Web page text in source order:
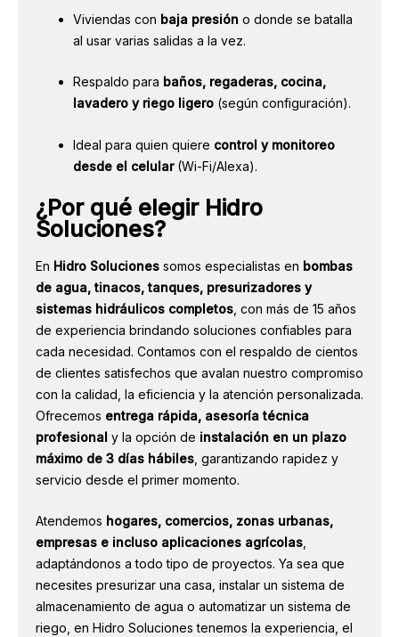
Viviendas con baja presión o donde se batalla
al usar varias salidas a la vez.
Respaldo para baños, regaderas, cocina,
lavadero y riego ligero (según configuración).
Ideal para quien quiere control y monitoreo
desde el celular(Wi-Fi/Alexa).
¿Por qué elegir Hidro
Soluciones?
En Hidro Soluciones somos especialistas en bombas
de agua, tinacos, tanques, presurizadores y
sistemas hidráulicos completos , con más de 15 años
de experiencia brindando soluciones confiables para
cada necesidad. Contamos con el respaldo de cientos
de clientes satisfechos que avalan nuestro compromiso
con la calidad, la eficiencia y la atención personalizada.
Ofrecemos entrega rápida, asesoría técnica
profesional y la opción de instalación en un plazo
máximo de 3 días hábiles , garantizando rapidez y
servicio desde el primer momento.
Atendemos hogares, comercios, zonas urbanas,
empresas e incluso aplicaciones agrícolas
adaptándonos a todo tipo de proyectos. Ya sea que
necesites presurizar una casa, instalar un sistema de
almacenamiento de agua o automatizar un sistema de
riego, en Hidro Soluciones tenemos la experiencia, el